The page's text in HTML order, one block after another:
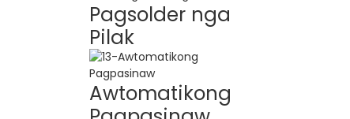
Pagsolder nga
Pilak
Awtomatikong